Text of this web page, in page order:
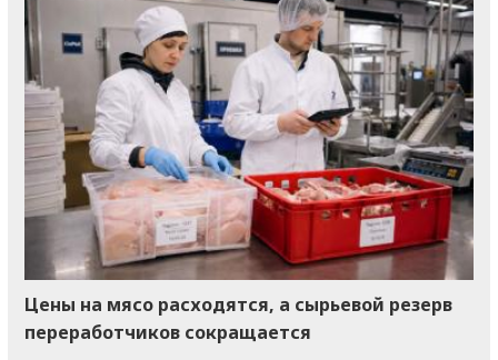
Цены на мясо расходятся, а сырьевой резерв
переработчиков сокращается